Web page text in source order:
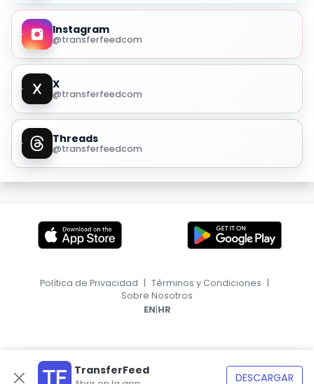
Instagram
@transferfeedcom
X
@transferfeedcom
Threads
@transferfeedcom
TransferFeed
DESCARGAR
Política de Privacidad | Términos y Condiciones |
Sobre Nosotros
EN|HR